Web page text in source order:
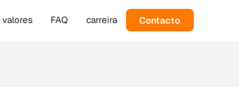
valores FAQ carreira